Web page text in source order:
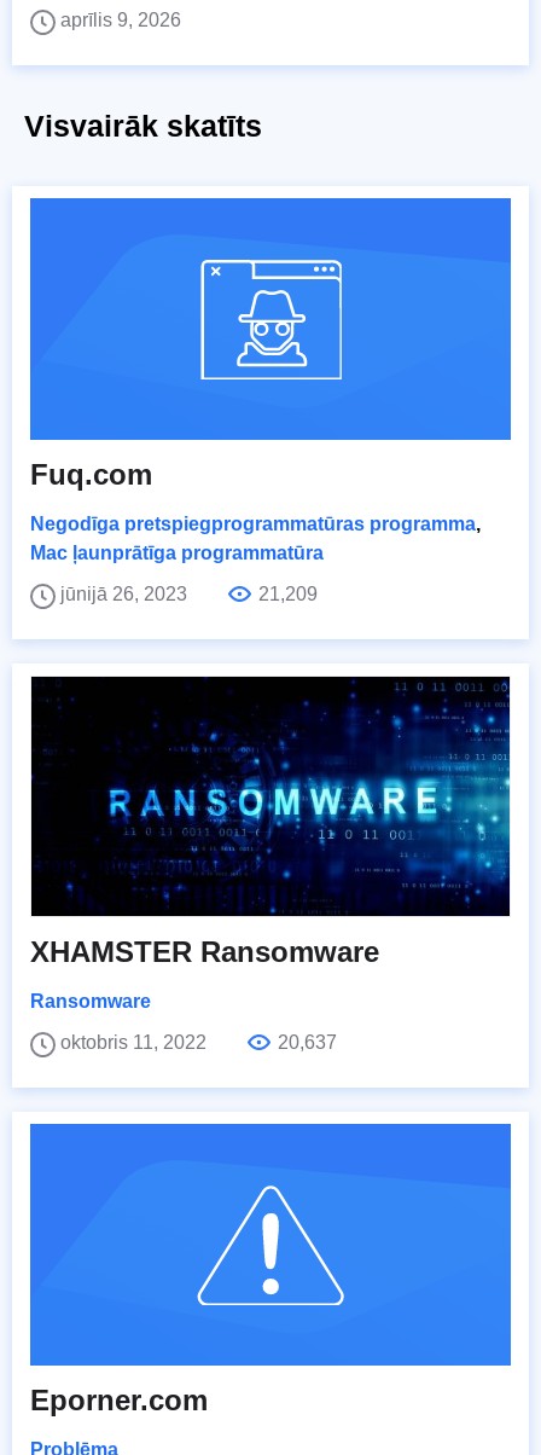
aprīlis 9, 2026
Visvairāk skatīts
Fuq.com
Negodīga pretspiegprogrammatūras programma,
Mac ļaunprātīga programmatūra
jūnijā 26, 2023
21,209
XHAMSTER Ransomware
Ransomware
oktobris 11, 2022
20,637
Eporner.com
Problēma